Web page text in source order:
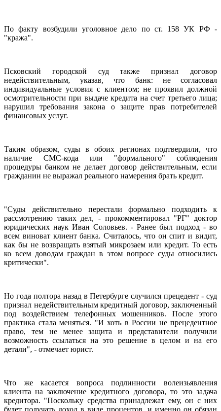
По факту возбудили уголовное дело по ст. 158 УК РФ -
"кража".
Псковский городской суд также признал договор
недействительным, указав, что банк: не согласовал
индивидуальные условия с клиентом; не проявил должной
осмотрительности при выдаче кредита на счет третьего лица;
нарушил требования закона о защите прав потребителей
финансовых услуг.
Таким образом, суды в обоих регионах подтвердили, что
наличие СМС-кода или "формального" соблюдения
процедуры банком не делает договор действительным, если
гражданин не выражал реального намерения брать кредит.
"Суды действительно перестали формально подходить к
рассмотрению таких дел, - прокомментировал "РГ" доктор
юридических наук Иван Соловьев. - Ранее был подход - во
всем виноват клиент банка. Считалось, что он спит и видит,
как бы не возвращать взятый микрозаем или кредит. То есть
ко всем доводам граждан в этом вопросе суды относились
критически".
Но года полтора назад в Петербурге случился прецедент - суд
признал недействительным кредитный договор, заключенный
под воздействием телефонных мошенников. После этого
практика стала меняться. "И хоть в России не прецедентное
право, тем не менее защита и представители получили
возможность ссылаться на это решение в целом и на его
детали", - отмечает юрист.
Что же касается вопроса подлинности волеизьявления
клиента на заключение кредитного договора, то это задача
кредитора. "Поскольку средства принадлежат ему, он с них
будет получать доход в виде процентов, и именно он обязан